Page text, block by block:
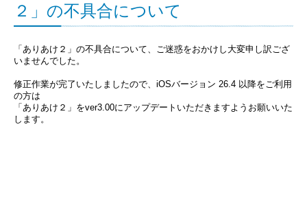
２」の不具合について
「ありあけ２」の不具合について、ご迷惑をおかけし大変申し訳ござ
いませんでした。
修正作業が完了いたしましたので、iOSバージョン 26.4 以降をご利用
の方は
「ありあけ２」をver3.00にアップデートいただきますようお願いいた
します。